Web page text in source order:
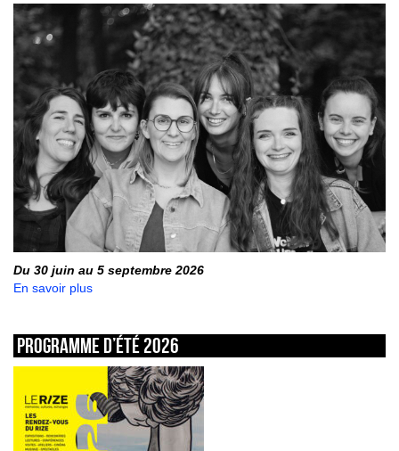
Du 30 juin au 5 septembre 2026
En savoir plus
Programme d’été 2026